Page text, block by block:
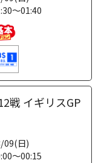
～01:40
戦 イギリスGP
09(日)
～00:15